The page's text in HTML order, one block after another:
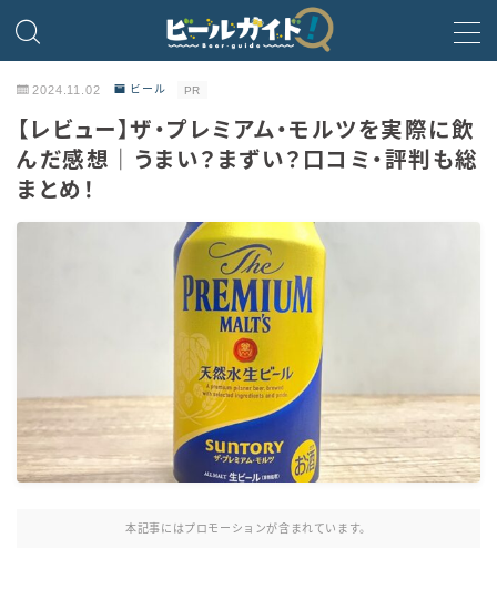
ビール
発泡酒
新ジャンル・第3のビール
HOPPIN’ GARAGE
ノンアルコールビール
微アルコール
2024.11.02 ビール PR
【レビュー】ザ・プレミアム・モルツを実際に飲
んだ感想｜うまい？まずい？口コミ・評判も総
まとめ！
本記事にはプロモーションが含まれています。